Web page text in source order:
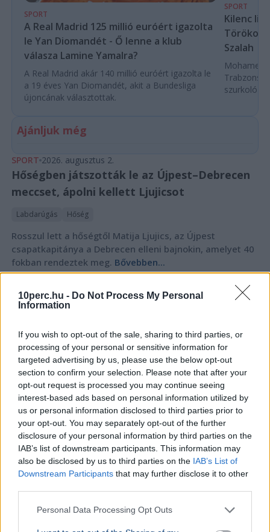
10perc.hu - Do Not Process My Personal
Information
If you wish to opt-out of the sale, sharing to third parties, or
processing of your personal or sensitive information for
targeted advertising by us, please use the below opt-out
section to confirm your selection. Please note that after your
opt-out request is processed you may continue seeing
interest-based ads based on personal information utilized by
us or personal information disclosed to third parties prior to
your opt-out. You may separately opt-out of the further
disclosure of your personal information by third parties on the
IAB’s list of downstream participants. This information may
also be disclosed by us to third parties on the IAB’s List of
Downstream Participants that may further disclose it to other
Personal Data Processing Opt Outs
SPORT
A Real Madrid 125 millió euróért igazolta
le Yan Diomandét - Ő lenne a klub
válasza Lamine Yamalra?
A Real Madrid akár 140 millió euróért igazolta le
a 19 éves Yan Diomandét, akit a Bundesliga
újoncának választottak.
SPORT
Kilenc
Szalah
Mohamed
szurkoló
Ajánljuk még
SPORT 2026. augusztus 2.
Hőségben játszották le az Újpest–Debrecen
meccset, ápolni kellett Ljujicsot
Labdarúgás Hőség
Rosszul lett a hőségtől Matija Ljujics, az Újpest
csapatkapitánya a Debrecen elleni bajnokin, amelyet 40
fokban rendeztek meg. Bővebben...
Egy óra alatt ért célba a Balaton-átúszás